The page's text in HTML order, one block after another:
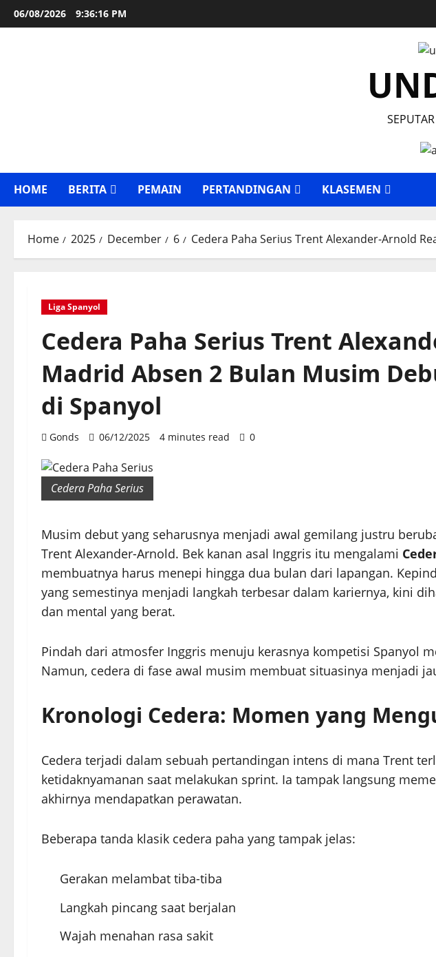
Skip
to
06/08/2026 9:36:17 PM
HOME BERITA PEMAIN PERTANDINGAN KLASEMEN
Home 2025 December 6 Cedera Paha Serius Trent Alexander-Arnold
Liga Spanyol
Cedera Paha Serius Trent
Madrid Absen 2 Bulan Musim
di Spanyol
Gonds 06/12/2025 4 minutes read 0
Cedera Paha Serius
Musim debut yang seharusnya menjadi awal gemilang justru
Trent Alexander-Arnold. Bek kanan asal Inggris itu mengalami
membuatnya harus menepi hingga dua bulan dari lapangan.
yang semestinya menjadi langkah terbesar dalam kariernya, kini
dan mental yang berat.
Pindah dari atmosfer Inggris menuju kerasnya kompetisi Spanyol
Namun, cedera di fase awal musim membuat situasinya menjadi
Kronologi Cedera: Momen yang
Cedera terjadi dalam sebuah pertandingan intens di mana Trent
ketidaknyamanan saat melakukan sprint. Ia tampak langsung
akhirnya mendapatkan perawatan.
Beberapa tanda klasik cedera paha yang tampak jelas:
Gerakan melambat tiba-tiba
Langkah pincang saat berjalan
Wajah menahan rasa sakit